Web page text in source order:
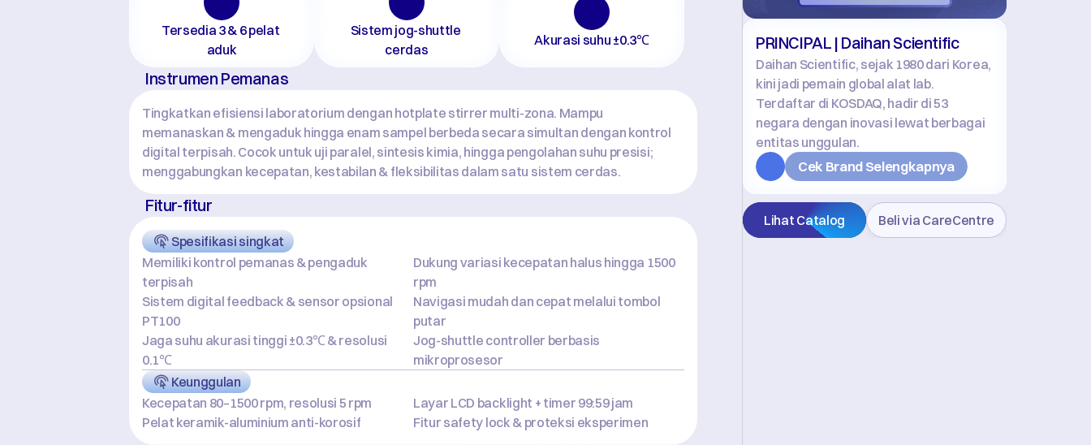
Tersedia 3 & 6 pelat
aduk
Sistem jog-shuttle
cerdas
Akurasi suhu ±0.3℃
Instrumen Pemanas
Tingkatkan efisiensi laboratorium dengan hotplate stirrer multi-zona. Mampu
memanaskan & mengaduk hingga enam sampel berbeda secara simultan dengan kontrol
digital terpisah. Cocok untuk uji paralel, sintesis kimia, hingga pengolahan suhu presisi;
menggabungkan kecepatan, kestabilan & fleksibilitas dalam satu sistem cerdas.
Fitur-fitur
Spesifikasi singkat
Memiliki kontrol pemanas & pengaduk
terpisah
Dukung variasi kecepatan halus hingga 1500
rpm
Sistem digital feedback & sensor opsional
PT100
Navigasi mudah dan cepat melalui tombol
putar
Jaga suhu akurasi tinggi ±0.3℃ & resolusi
0.1℃
Jog-shuttle controller berbasis
mikroprosesor
Keunggulan
Kecepatan 80–1500 rpm, resolusi 5 rpm
Layar LCD backlight + timer 99:59 jam
Pelat keramik-aluminium anti-korosif
Fitur safety lock & proteksi eksperimen
PRINCIPAL | Daihan Scientific
Daihan Scientific, sejak 1980 dari Korea,
kini jadi pemain global alat lab.
Terdaftar di KOSDAQ, hadir di 53
negara dengan inovasi lewat berbagai
entitas unggulan.
Cek Brand Selengkapnya
Lihat Catalog Beli via CareCentre